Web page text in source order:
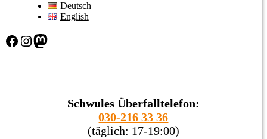
Deutsch
English
Facebook Instagram Mastodon
Schwules Überfalltelefon:
030-216 33 36
(täglich: 17-19:00)